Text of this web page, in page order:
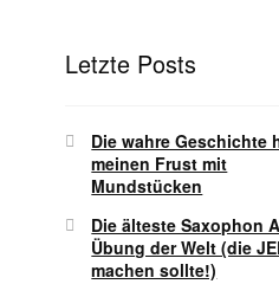
Letzte Posts
Die wahre Geschichte
meinen Frust mit
Mundstücken
Die älteste Saxophon
Übung der Welt (die
machen sollte!)